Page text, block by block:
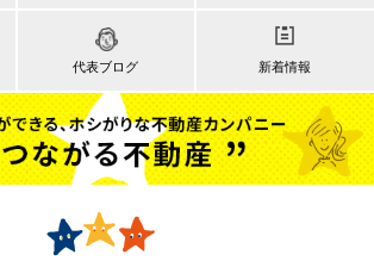
代表ブログ 新着情報